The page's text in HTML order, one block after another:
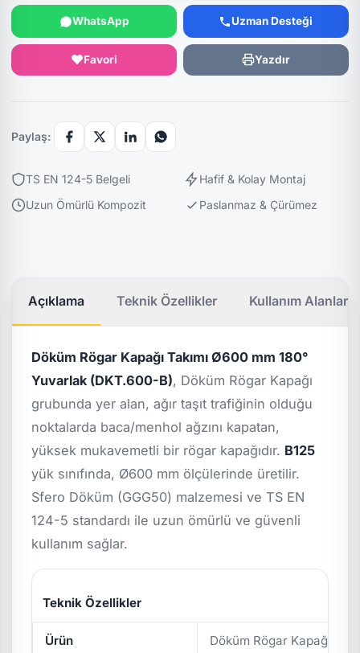
WhatsApp Uzman Desteği
Favori Yazdır
Paylaş:
TS EN 124-5 Belgeli
Hafif & Kolay Montaj
Uzun Ömürlü Kompozit
Paslanmaz & Çürümez
Açıklama Teknik Özellikler Kullanım Alanları
Döküm Rögar Kapağı Takımı Ø600 mm 180°
Yuvarlak (DKT.600-B), Döküm Rögar Kapağı
grubunda yer alan, ağır taşıt trafiğinin olduğu
noktalarda baca/menhol ağzını kapatan,
yüksek mukavemetli bir rögar kapağıdır. B125
yük sınıfında, Ø600 mm ölçülerinde üretilir.
Sfero Döküm (GGG50) malzemesi ve TS EN
124-5 standardı ile uzun ömürlü ve güvenli
kullanım sağlar.
Teknik Özellikler
Ürün Döküm Rögar Kapağı